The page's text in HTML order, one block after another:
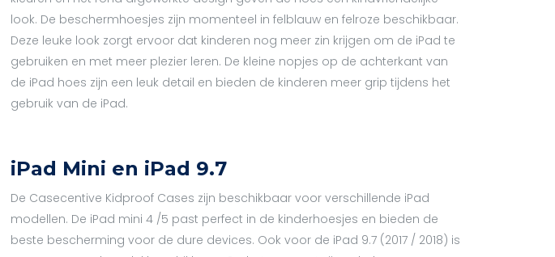
look. De beschermhoesjes zijn momenteel in felblauw en felroze beschikbaar.
Deze leuke look zorgt ervoor dat kinderen nog meer zin krijgen om de iPad te
gebruiken en met meer plezier leren. De kleine nopjes op de achterkant van
de iPad hoes zijn een leuk detail en bieden de kinderen meer grip tijdens het
gebruik van de iPad.
iPad Mini en iPad 9.7
De Casecentive Kidproof Cases zijn beschikbaar voor verschillende iPad
modellen. De iPad mini 4 /5 past perfect in de kinderhoesjes en bieden de
beste bescherming voor de dure devices. Ook voor de iPad 9.7 (2017 / 2018) is